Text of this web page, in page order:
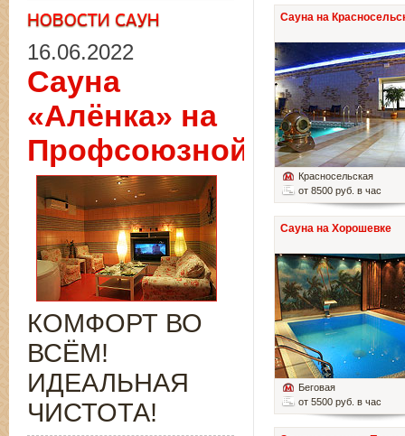
Сауна на
Красносельская
от 8500 руб. в час
Сауна на Хорошевке
Беговая
от 5500 руб. в час
16.06.2022
Сауна
«Алёнка» на
Профсоюзной
КОМФОРТ ВО
ВСЁМ!
ИДЕАЛЬНАЯ
ЧИСТОТА!